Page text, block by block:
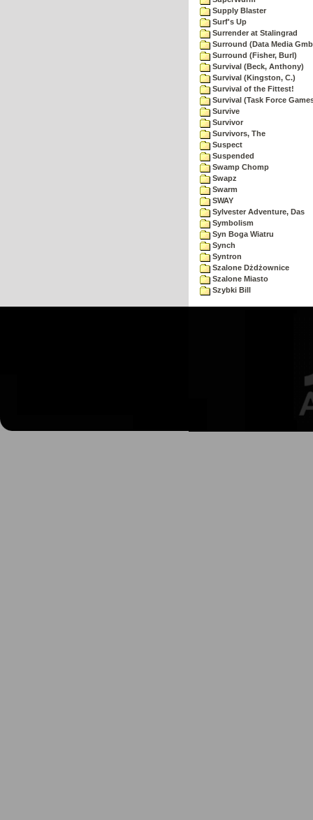
Supply Blaster
Surf's Up
Surrender at Stalingrad
Surround (Data Media
Surround (Fisher, Burl)
Survival (Beck, Anthony)
Survival (Kingston, C.)
Survival of the Fittest!
Survival (Task Force
Survive
Survivor
Survivors, The
Suspect
Suspended
Swamp Chomp
Swapz
Swarm
SWAY
Sylvester Adventure, Das
Symbolism
Syn Boga Wiatru
Synch
Syntron
Szalone Dżdżownice
Szalone Miasto
Szybki Bill